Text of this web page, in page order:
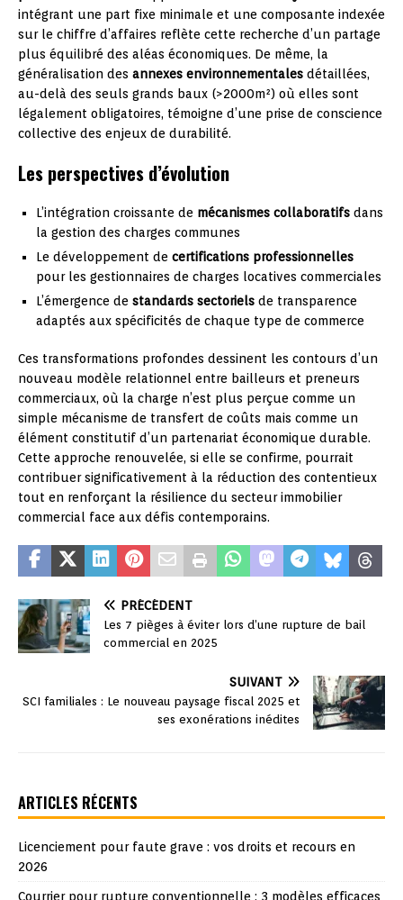
intégrant une part fixe minimale et une composante indexée
sur le chiffre d’affaires reflète cette recherche d’un partage
plus équilibré des aléas économiques. De même, la
généralisation des annexes environnementales détaillées,
au-delà des seuls grands baux (>2000m²) où elles sont
légalement obligatoires, témoigne d’une prise de conscience
collective des enjeux de durabilité.
Les perspectives d’évolution
L’intégration croissante de mécanismes collaboratifs dans
la gestion des charges communes
Le développement de certifications professionnelles
pour les gestionnaires de charges locatives commerciales
L’émergence de standards sectoriels de transparence
adaptés aux spécificités de chaque type de commerce
Ces transformations profondes dessinent les contours d’un
nouveau modèle relationnel entre bailleurs et preneurs
commerciaux, où la charge n’est plus perçue comme un
simple mécanisme de transfert de coûts mais comme un
élément constitutif d’un partenariat économique durable.
Cette approche renouvelée, si elle se confirme, pourrait
contribuer significativement à la réduction des contentieux
tout en renforçant la résilience du secteur immobilier
commercial face aux défis contemporains.
PRÉCÉDENT
Les 7 pièges à éviter lors d’une rupture de bail
commercial en 2025
SUIVANT
SCI familiales : Le nouveau paysage fiscal 2025 et
ses exonérations inédites
ARTICLES RÉCENTS
Licenciement pour faute grave : vos droits et recours en
2026
Courrier pour rupture conventionnelle : 3 modèles efficaces